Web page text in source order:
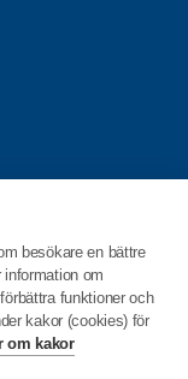
besökare en bättre
om
funktioner och
kakor (cookies) för
om kakor